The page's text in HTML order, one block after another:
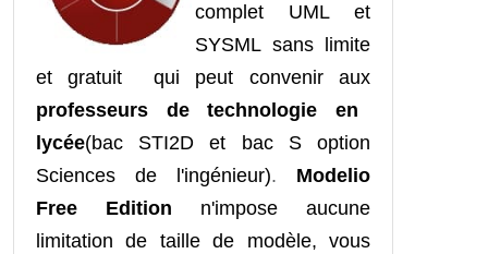
complet UML et
SYSML sans limite
et gratuit qui peut convenir aux
professeurs de technologie en
lycée(bac STI2D et bac S option
Sciences de l'ingénieur). Modelio
Free Edition n'impose aucune
limitation de taille de modèle, vous